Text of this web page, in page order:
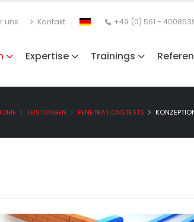
uns Kontakt +49 (0) 561 -
Expertise Trainings
LEISTUNGEN PENETRATIONSTESTS